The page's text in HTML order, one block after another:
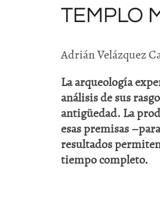
TEMPLO
Adrián Velázquez
La arqueología
análisis de sus
antigüedad. La
esas premisas
resultados
tiempo completo.